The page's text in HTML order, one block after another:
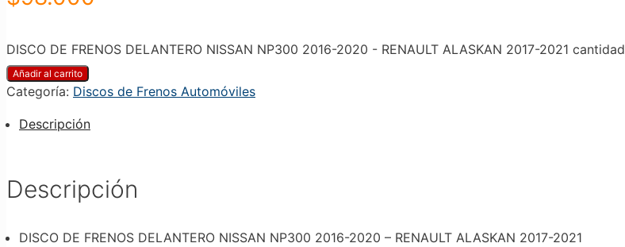
DISCO DE FRENOS DELANTERO NISSAN NP300 2016-2020 - RENAULT ALASKAN 2017-2021 cantidad
Añadir al carrito
Categoría: Discos de Frenos Automóviles
Descripción
Descripción
DISCO DE FRENOS DELANTERO NISSAN NP300 2016-2020 – RENAULT ALASKAN 2017-2021